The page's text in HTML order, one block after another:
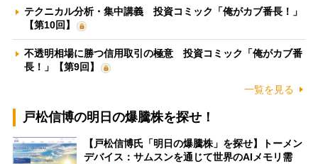
テクニカル分析・集中講義 投資コミック「俺がカブ番長！」
【第10回】
不透明相場に勝つ信用取引の極意 投資コミック「俺がカブ番
長！」【第9回】
一覧を見る
戸松信博の明日の爆騰株を探せ！
【戸松信博氏「明日の爆騰株」を探せ】トーメン
デバイス：サムスンを通じて世界のAIメモリ需